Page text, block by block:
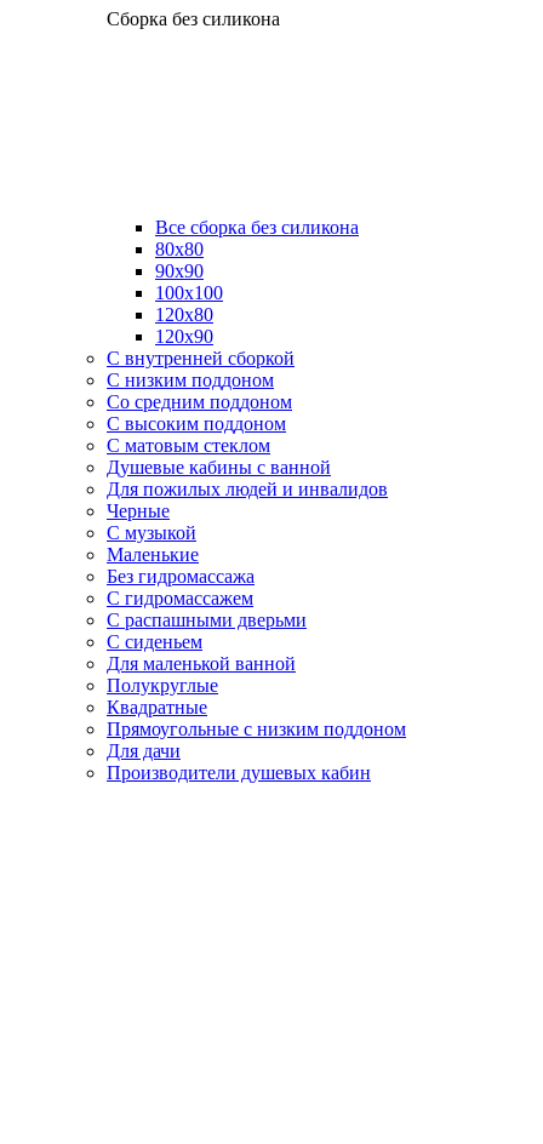
Сборка без силикона
Все сборка без силикона
80х80
90х90
100х100
120х80
120х90
С внутренней сборкой
C низким поддоном
Со средним поддоном
С высоким поддоном
С матовым стеклом
Душевые кабины с ванной
Для пожилых людей и инвалидов
Черные
С музыкой
Маленькие
Без гидромассажа
С гидромассажем
С распашными дверьми
С сиденьем
Для маленькой ванной
Полукруглые
Квадратные
Прямоугольные с низким поддоном
Для дачи
Производители душевых кабин